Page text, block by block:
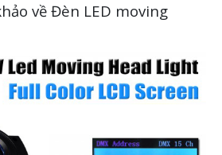
về Đèn LED moving